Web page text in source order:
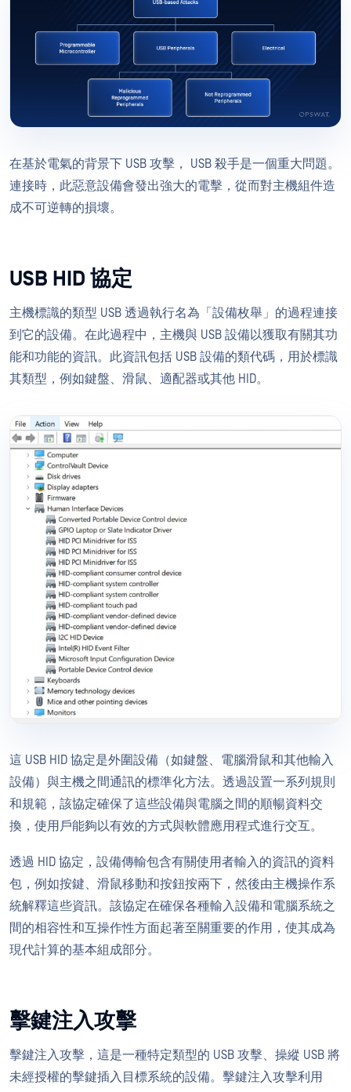
在基於電氣的背景下 USB 攻擊， USB 殺手是一個重大問題。
連接時，此惡意設備會發出強大的電擊，從而對主機組件造
成不可逆轉的損壞。
USB HID 協定
主機標識的類型 USB 透過執行名為「設備枚舉」的過程連接
到它的設備。在此過程中，主機與 USB 設備以獲取有關其功
能和功能的資訊。此資訊包括 USB 設備的類代碼，用於標識
其類型，例如鍵盤、滑鼠、適配器或其他 HID。
這 USB HID 協定是外圍設備（如鍵盤、電腦滑鼠和其他輸入
設備）與主機之間通訊的標準化方法。透過設置一系列規則
和規範，該協定確保了這些設備與電腦之間的順暢資料交
換，使用戶能夠以有效的方式與軟體應用程式進行交互。
透過 HID 協定，設備傳輸包含有關使用者輸入的資訊的資料
包，例如按鍵、滑鼠移動和按鈕按兩下，然後由主機操作系
統解釋這些資訊。該協定在確保各種輸入設備和電腦系統之
間的相容性和互操作性方面起著至關重要的作用，使其成為
現代計算的基本組成部分。
擊鍵注入攻擊
擊鍵注入攻擊，這是一種特定類型的 USB 攻擊、操縱 USB 將
未經授權的擊鍵插入目標系統的設備。擊鍵注入攻擊利用